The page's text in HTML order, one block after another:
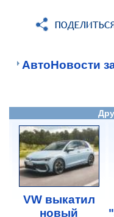
АвтоНовости
VW выкатил
новый